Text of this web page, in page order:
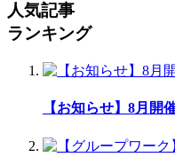
人気記事
ランキング
【お知らせ】8月